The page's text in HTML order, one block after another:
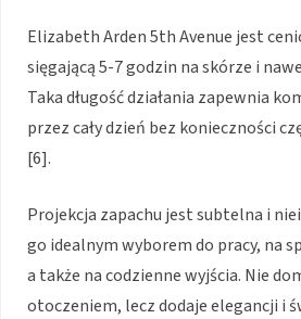
Elizabeth Arden 5th Avenue jest
sięgającą 5-7 godzin na skórze i
Taka długość działania zapewnia
przez cały dzień bez konieczności
[6].
Projekcja zapachu jest subtelna i
go idealnym wyborem do pracy, na
a także na codzienne wyjścia. Nie
otoczeniem, lecz dodaje elegancji i